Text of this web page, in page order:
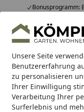
Unsere Seite
Benutzererfahrung
zu personalisieren
Ihrer Einwilligung
Verarbeitung Ihrer
Surferlebnis und
Bonusprogramm:
Hotline07051 / 9 22 22
Mo-Fr. 8-16 Uhr
Alle Produkte
Alle Produkte
Feuerhand